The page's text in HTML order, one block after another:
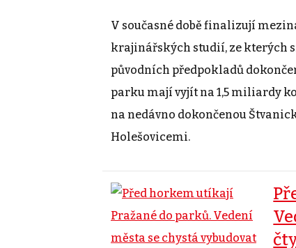
V současné době finalizují
krajinářských studií, ze kterých
původních předpokladů
parku mají vyjít na 1,5 miliardy
na nedávno dokončenou
Holešovicemi.